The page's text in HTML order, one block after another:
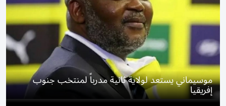
موسيماني يستعد لولاية ثانية مدرباً لمنتخب جنوب
إفريقيا